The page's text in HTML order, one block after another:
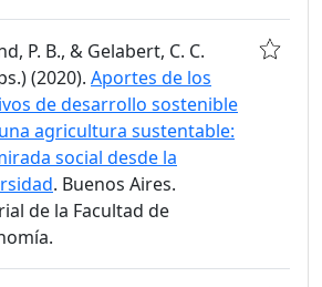
P. B., & Gelabert, C. C.
(2020). Aportes de los
de desarrollo sostenible
agricultura sustentable:
social desde la
. Buenos Aires.
de la Facultad de